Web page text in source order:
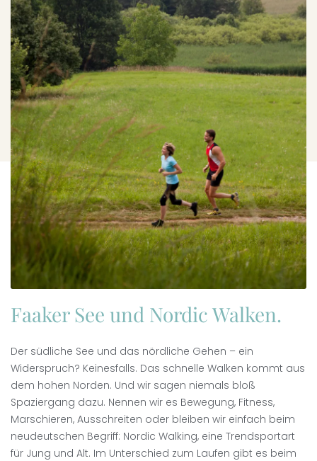
Faaker See und Nordic Walken.
Der südliche See und das nördliche Gehen – ein
Widerspruch? Keinesfalls. Das schnelle Walken kommt aus
dem hohen Norden. Und wir sagen niemals bloß
Spaziergang dazu. Nennen wir es Bewegung, Fitness,
Marschieren, Ausschreiten oder bleiben wir einfach beim
neudeutschen Begriff: Nordic Walking, eine Trendsportart
für Jung und Alt. Im Unterschied zum Laufen gibt es beim